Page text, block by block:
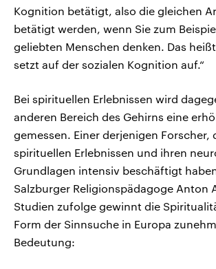
Kognition betätigt, also die gleichen
betätigt werden, wenn Sie zum
geliebten Menschen denken. Das
setzt auf der sozialen Kognition auf.“
Bei spirituellen Erlebnissen wird
anderen Bereich des Gehirns eine
gemessen. Einer derjenigen Forscher,
spirituellen Erlebnissen und ihren
Grundlagen intensiv beschäftigt
Salzburger Religionspädagoge Anton
Studien zufolge gewinnt die
Form der Sinnsuche in Europa
Bedeutung: